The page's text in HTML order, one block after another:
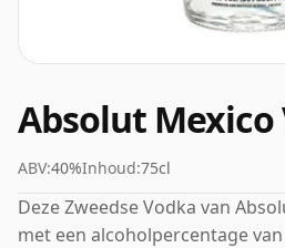
Absolut Mexico
ABV:40%Inhoud:75cl
Deze Zweedse Vodka van
met een alcoholpercentage